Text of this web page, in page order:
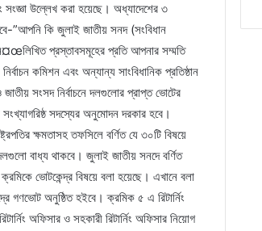
উল্লেখ করা হয়েছে। অধ্যাদেশের ৩
”আপনি কি জুলাই জাতীয় সনদ (সংবিধান
প্রস্তাবসমূহের প্রতি আপনার সম্মতি
কমিশন এবং অন্যান্য সাংবিধানিক প্রতিষ্ঠান
সংসদ নির্বাচনে দলগুলোর প্রাপ্ত ভোটের
সদস্যের অনুমোদন দরকার হবে।
ক্ষমতাসহ তফসিলে বর্ণিত যে ৩০টি বিষয়ে
বাধ্য থাকবে। জুলাই জাতীয় সনদে বর্ণিত
ভোটকেন্দ্র বিষয়ে বলা হয়েছে। এখানে বলা
গণভোট অনুষ্ঠিত হইবে। ক্রমিক ৫ এ রিটার্নিং
অফিসার ও সহকারী রিটার্নিং অফিসার নিয়োগ